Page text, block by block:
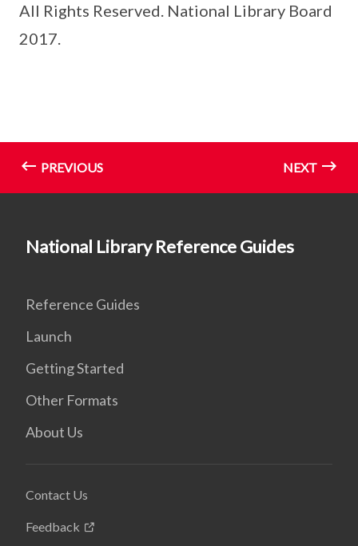
All Rights Reserved. National Library Board
2017.
PREVIOUS NEXT
National Library Reference Guides
Reference Guides
Launch
Getting Started
Other Formats
About Us
Contact Us
Feedback